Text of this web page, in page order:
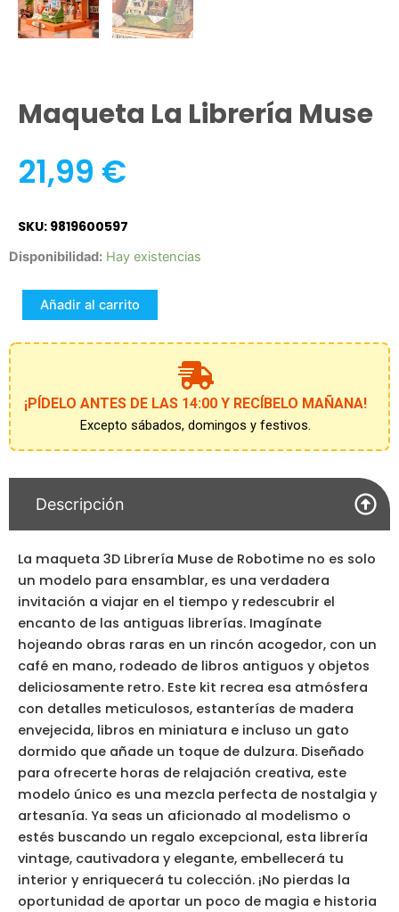
Maqueta La Librería Muse
21,99 €
SKU: 9819600597
Disponibilidad: Hay existencias
Maqueta
Librería
Muse
cantidad
Añadir al carrito
¡PÍDELO ANTES DE LAS 14:00 Y RECÍBELO MAÑANA!
Excepto sábados, domingos y festivos.
Descripción
La maqueta 3D Librería Muse de Robotime no es solo
un modelo para ensamblar, es una verdadera
invitación a viajar en el tiempo y redescubrir el
encanto de las antiguas librerías. Imagínate
hojeando obras raras en un rincón acogedor, con un
café en mano, rodeado de libros antiguos y objetos
deliciosamente retro. Este kit recrea esa atmósfera
con detalles meticulosos, estanterías de madera
envejecida, libros en miniatura e incluso un gato
dormido que añade un toque de dulzura. Diseñado
para ofrecerte horas de relajación creativa, este
modelo único es una mezcla perfecta de nostalgia y
artesanía. Ya seas un aficionado al modelismo o
estés buscando un regalo excepcional, esta librería
vintage, cautivadora y elegante, embellecerá tu
interior y enriquecerá tu colección. ¡No pierdas la
oportunidad de aportar un poco de magia e historia